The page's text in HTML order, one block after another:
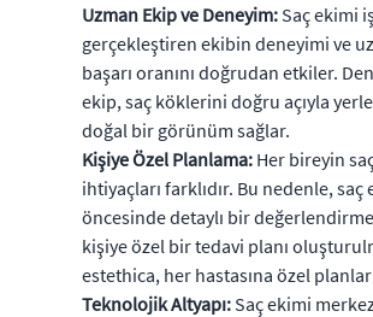
Uzman Ekip ve Deneyim: Saç ekimi
gerçekleştiren ekibin deneyimi ve
başarı oranını doğrudan etkiler.
ekip, saç köklerini doğru açıyla
doğal bir görünüm sağlar.
Kişiye Özel Planlama: Her bireyin
ihtiyaçları farklıdır. Bu nedenle, saç
öncesinde detaylı bir
kişiye özel bir tedavi planı
estethica, her hastasına özel
Teknolojik Altyapı: Saç ekimi